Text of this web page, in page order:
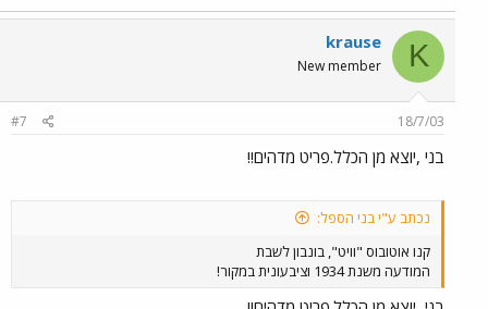
K
krause
New member
18/7/03
#7
בני ,יוצא מן הכלל.פריט מדהים!!
נכתב ע"י בני הספל:
קנו אוטובוס "וויט", בונבון לשבת
המודעה משנת 1934 וציבעונית במקור!